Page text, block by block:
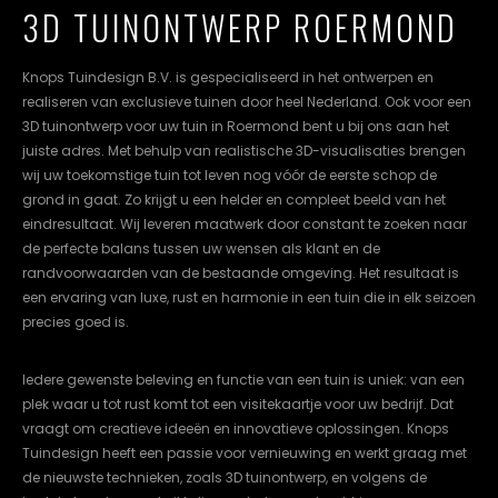
NL EN DE
3D TUINONTWERP ROERMOND
Knops Tuindesign B.V. is gespecialiseerd in het ontwerpen en
realiseren van exclusieve tuinen door heel Nederland. Ook voor een
3D tuinontwerp voor uw tuin in Roermond bent u bij ons aan het
juiste adres. Met behulp van realistische 3D-visualisaties brengen
wij uw toekomstige tuin tot leven nog vóór de eerste schop de
grond in gaat. Zo krijgt u een helder en compleet beeld van het
eindresultaat. Wij leveren maatwerk door constant te zoeken naar
de perfecte balans tussen uw wensen als klant en de
randvoorwaarden van de bestaande omgeving. Het resultaat is
een ervaring van luxe, rust en harmonie in een tuin die in elk seizoen
precies goed is.
Iedere gewenste beleving en functie van een tuin is uniek: van een
plek waar u tot rust komt tot een visitekaartje voor uw bedrijf. Dat
vraagt om creatieve ideeën en innovatieve oplossingen. Knops
Tuindesign heeft een passie voor vernieuwing en werkt graag met
de nieuwste technieken, zoals 3D tuinontwerp, en volgens de
cookievoorkeuren
instellen.
COOKIE-
INSTELLINGEN
ALLES
AFWIJZEN
ALLE
COOKIES
ACCEPTEREN